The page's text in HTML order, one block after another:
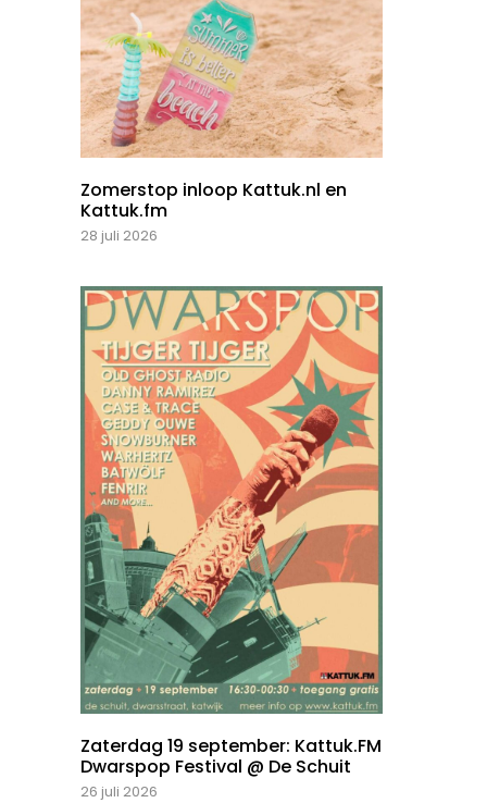
Zomerstop inloop Kattuk.nl en
Kattuk.fm
28 juli 2026
Zaterdag 19 september: Kattuk.FM
Dwarspop Festival @ De Schuit
26 juli 2026